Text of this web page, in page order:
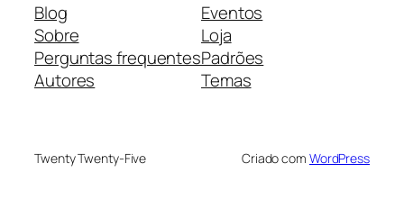
Blog
Sobre
Perguntas frequentes
Autores
Eventos
Loja
Padrões
Temas
Twenty Twenty-Five Criado com WordPress